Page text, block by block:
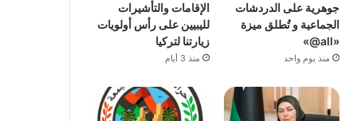
جوهرية على الدردشات
الجماعية و تُطلق ميزة
«all@»
منذ يوم واحد
الإقامات والتأشيرات
لليبيين على رأس أولويات
زيارتنا لتركيا
منذ 3 أيام